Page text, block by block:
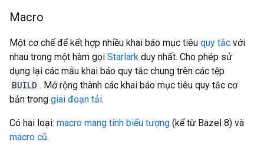
Macro
Một cơ chế để kết hợp nhiều khai báo mục tiêu quy tắc với
nhau trong một hàm gọi Starlark duy nhất. Cho phép sử
dụng lại các mẫu khai báo quy tắc chung trên các tệp
BUILD . Mở rộng thành các khai báo mục tiêu quy tắc cơ
bản trong giai đoạn tải.
Có hai loại: macro mang tính biểu tượng (kể từ Bazel 8) và
macro cũ.